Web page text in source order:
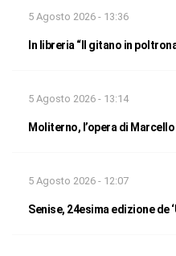
5 Agosto 2026 - 13:36
In libreria “Il gitano in
5 Agosto 2026 - 13:14
Moliterno, l’opera di
5 Agosto 2026 - 12:07
Senise, 24esima edizione de